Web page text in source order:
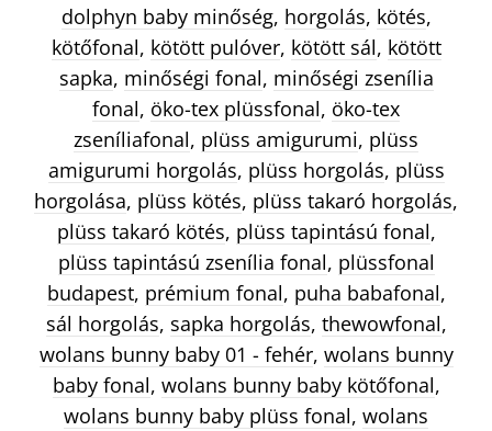
dolphyn baby minőség, horgolás, kötés,
kötőfonal, kötött pulóver, kötött sál, kötött
sapka, minőségi fonal, minőségi zsenília
fonal, öko-tex plüssfonal, öko-tex
zseníliafonal, plüss amigurumi, plüss
amigurumi horgolás, plüss horgolás, plüss
horgolása, plüss kötés, plüss takaró horgolás,
plüss takaró kötés, plüss tapintású fonal,
plüss tapintású zsenília fonal, plüssfonal
budapest, prémium fonal, puha babafonal,
sál horgolás, sapka horgolás, thewowfonal,
wolans bunny baby 01 - fehér, wolans bunny
baby fonal, wolans bunny baby kötőfonal,
wolans bunny baby plüss fonal, wolans